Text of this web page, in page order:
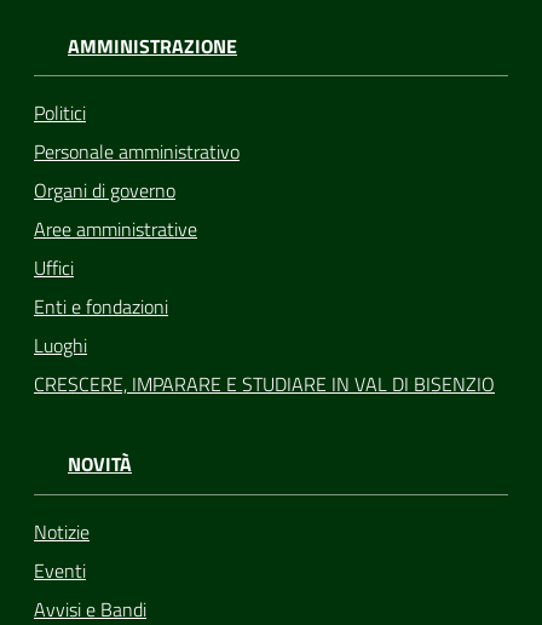
AMMINISTRAZIONE
Politici
Personale amministrativo
Organi di governo
Aree amministrative
Uffici
Enti e fondazioni
Luoghi
CRESCERE, IMPARARE E STUDIARE IN VAL DI BISENZIO
NOVITÀ
Notizie
Eventi
Avvisi e Bandi